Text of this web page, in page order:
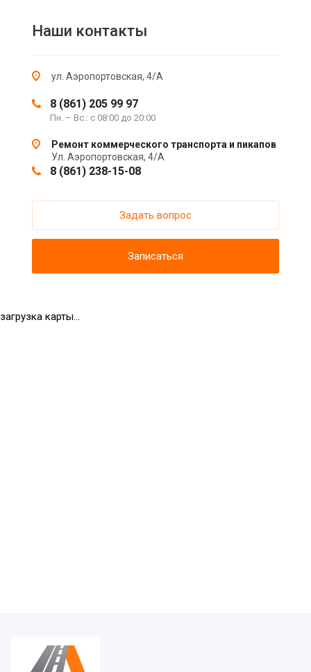
Наши контакты
ул. Аэропортовская, 4/А
8 (861) 205 99 97
Пн. – Вс.: с 08:00 до 20:00
Ремонт коммерческого транспорта и пикапов
Ул. Аэропортовская, 4/А
8 (861) 238-15-08
Задать вопрос
Записаться
загрузка карты...